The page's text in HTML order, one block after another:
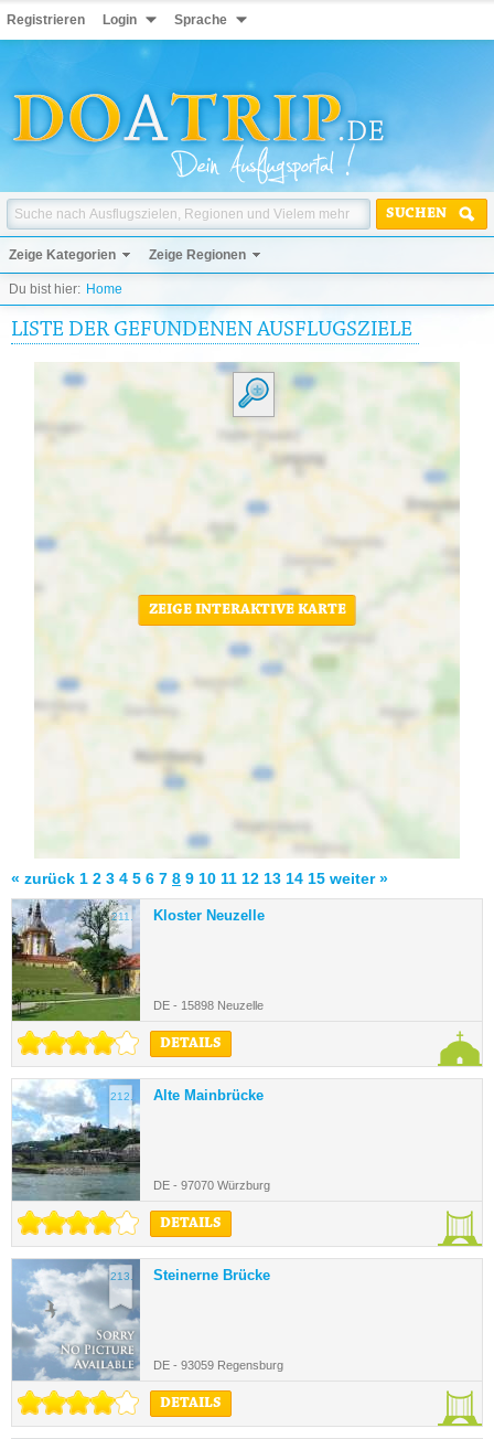
Registrieren Login Sprache
SUCHEN
Zeige Kategorien Zeige Regionen
Du bist hier: Home
LISTE DER GEFUNDENEN AUSFLUGSZIELE
ZEIGE INTERAKTIVE KARTE
« zurück 1 2 3 4 5 6 7 8 9 10 11 12 13 14 15 weiter »
211. Kloster Neuzelle
DE - 15898 Neuzelle
DETAILS
212. Alte Mainbrücke
DE - 97070 Würzburg
DETAILS
213. Steinerne Brücke
DE - 93059 Regensburg
DETAILS